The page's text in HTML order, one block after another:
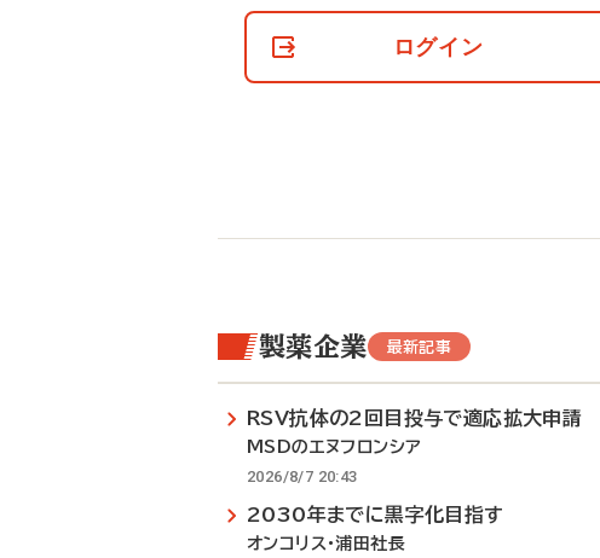
て
ログイン
製薬企業 最新記事
RSV抗体の2回目投与で適応拡大申請
MSDのエヌフロンシア
2026/8/7 20:43
2030年までに黒字化目指す
オンコリス・浦田社長